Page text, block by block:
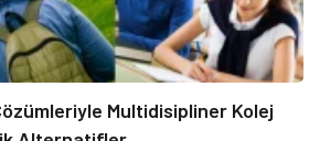
Multidisipliner Kolej